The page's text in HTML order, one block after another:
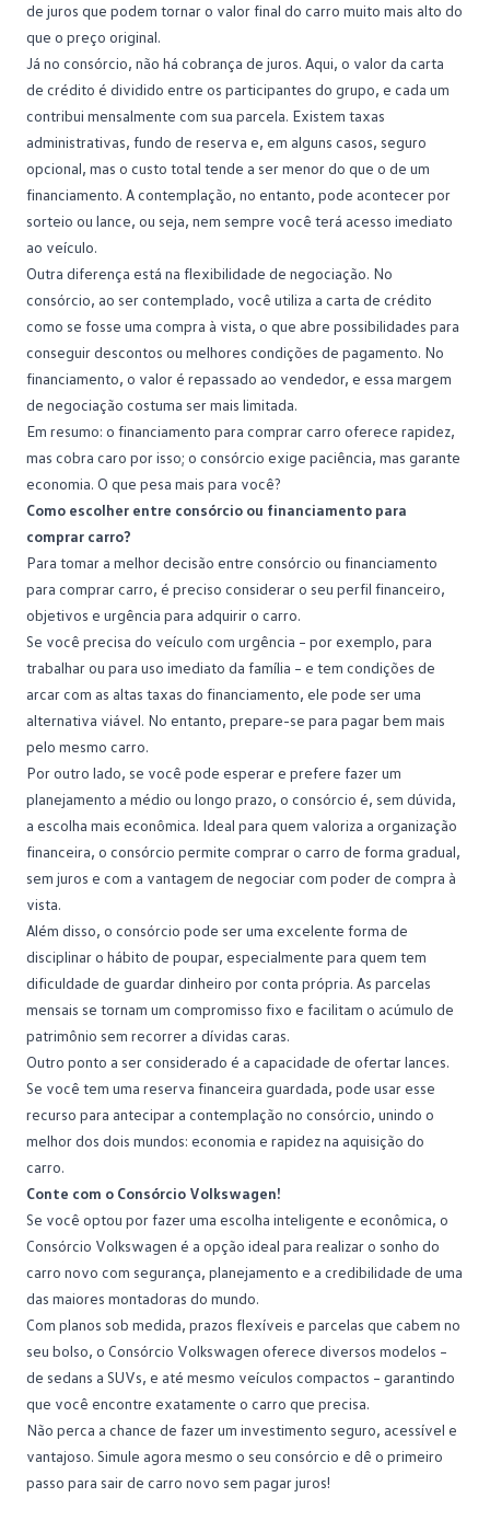
de juros que podem tornar o valor final do carro muito mais alto do
que o preço original.
Já no consórcio, não há cobrança de juros. Aqui, o valor da carta
de crédito é dividido entre os participantes do grupo, e cada um
contribui mensalmente com sua parcela. Existem taxas
administrativas, fundo de reserva e, em alguns casos, seguro
opcional, mas o custo total tende a ser menor do que o de um
financiamento. A contemplação, no entanto, pode acontecer por
sorteio ou lance, ou seja, nem sempre você terá acesso imediato
ao veículo.
Outra diferença está na flexibilidade de negociação. No
consórcio, ao ser contemplado, você utiliza a carta de crédito
como se fosse uma compra à vista, o que abre possibilidades para
conseguir descontos ou melhores condições de pagamento. No
financiamento, o valor é repassado ao vendedor, e essa margem
de negociação costuma ser mais limitada.
Em resumo: o financiamento para comprar carro oferece rapidez,
mas cobra caro por isso; o consórcio exige paciência, mas garante
economia. O que pesa mais para você?
Como escolher entre consórcio ou financiamento para
comprar carro?
Para tomar a melhor decisão entre consórcio ou financiamento
para comprar carro, é preciso considerar o seu perfil financeiro,
objetivos e urgência para adquirir o carro.
Se você precisa do veículo com urgência – por exemplo, para
trabalhar ou para uso imediato da família – e tem condições de
arcar com as altas taxas do financiamento, ele pode ser uma
alternativa viável. No entanto, prepare-se para pagar bem mais
pelo mesmo carro.
Por outro lado, se você pode esperar e prefere fazer um
planejamento a médio ou longo prazo, o consórcio é, sem dúvida,
a escolha mais econômica. Ideal para quem valoriza a organização
financeira, o consórcio permite comprar o carro de forma gradual,
sem juros e com a vantagem de negociar com poder de compra à
vista.
Além disso, o consórcio pode ser uma excelente forma de
disciplinar o hábito de poupar, especialmente para quem tem
dificuldade de guardar dinheiro por conta própria. As parcelas
mensais se tornam um compromisso fixo e facilitam o acúmulo de
patrimônio sem recorrer a dívidas caras.
Outro ponto a ser considerado é a capacidade de ofertar lances.
Se você tem uma reserva financeira guardada, pode usar esse
recurso para antecipar a contemplação no consórcio, unindo o
melhor dos dois mundos: economia e rapidez na aquisição do
carro.
Conte com o Consórcio Volkswagen!
Se você optou por fazer uma escolha inteligente e econômica, o
Consórcio Volkswagen é a opção ideal para realizar o sonho do
carro novo com segurança, planejamento e a credibilidade de uma
das maiores montadoras do mundo.
Com planos sob medida, prazos flexíveis e parcelas que cabem no
seu bolso, o Consórcio Volkswagen oferece diversos modelos –
de sedans a SUVs, e até mesmo veículos compactos – garantindo
que você encontre exatamente o carro que precisa.
Não perca a chance de fazer um investimento seguro, acessível e
vantajoso. Simule agora mesmo o seu consórcio e dê o primeiro
passo para sair de carro novo sem pagar juros!